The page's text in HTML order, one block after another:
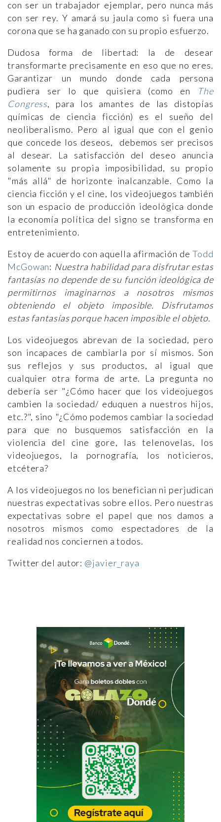
con ser un trabajador ejemplar, pero nunca más
con ser rey. Y amará su jaula como si fuera una
corona que se ha ganado con su propio esfuerzo.
Dudosa forma de libertad: la de desear
transformarte precisamente en eso que no eres.
Garantizar un mundo donde cada persona
pudiera ser lo que quisiera (como en
The
Congress, para los amantes de las distopías
químicas de ciencia ficción) es el sueño del
neoliberalismo. Pero al igual que con el genio
que concede los deseos, debemos ser precisos
al desear. La satisfacción del deseo anuncia
solamente su propia imposibilidad, su propio
"más allá" de horizonte inalcanzable. Como la
ciencia ficción y el cine, los videojuegos también
son un espacio de producción ideológica donde
la economía política del signo se transforma en
entretenimiento.
Estoy de acuerdo con aquella afirmación deTodd
McGowan: Nuestra habilidad para disfrutar estas
fantasías no depende de su función ideológica de
permitirnos imaginarnos a nosotros mismos
obteniendo el objeto imposible. Disfrutamos
estas fantasías porque hacen imposible el objeto.
Los videojuegos abrevan de la sociedad, pero
son incapaces de cambiarla por sí mismos. Son
sus reflejos y sus productos, al igual que
cualquier otra forma de arte. La pregunta no
debería ser "¿Cómo hacer que los videojuegos
cambien la sociedad/ eduquen a nuestros hijos,
etc.?", sino "¿Cómo podemos cambiar la sociedad
para que no busquemos satisfacción en la
violencia del cine gore, las telenovelas, los
videojuegos, la pornografía, los noticieros,
etcétera?
A los videojuegos no los benefician ni perjudican
nuestras expectativas sobre ellos. Pero nuestras
expectativas sobre el papel que nos damos a
nosotros mismos como espectadores de la
realidad nos conciernen a todos.
Twitter del autor: @javier_raya